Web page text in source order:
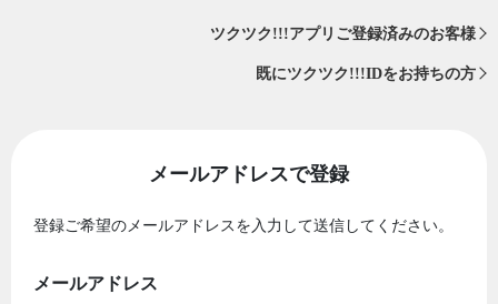
ツクツク!!!アプリご登録済みのお客様
既にツクツク!!!IDをお持ちの方
メールアドレスで登録
登録ご希望のメールアドレスを入力して送信してください。
メールアドレス